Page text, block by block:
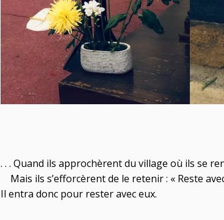
. . . Quand ils approchèrent du village où ils se
Mais ils s’efforcèrent de le retenir : « Reste
Il entra donc pour rester avec eux.